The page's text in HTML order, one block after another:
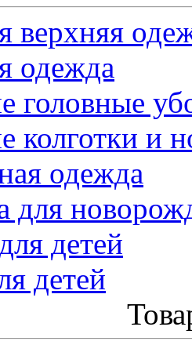
верхняя
одежда
головные
колготки и
одежда
для
детей
детей